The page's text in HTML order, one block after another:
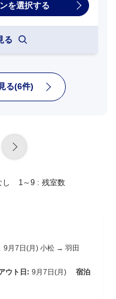
る
る(6件)
し 1～9 : 残室数
9月7日(月) 小松 → 羽田
ウト日: 9月7日(月)
宿泊